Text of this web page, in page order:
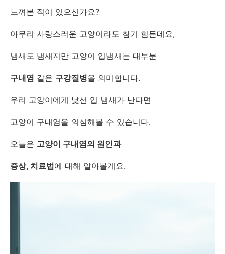
느껴본 적이 있으신가요?
아무리 사랑스러운 고양이라도 참기 힘든데요,
냄새도 냄새지만 고양이 입냄새는 대부분
구내염 같은 구강질병을 의미합니다.
우리 고양이에게 낯선 입 냄새가 난다면
고양이 구내염을 의심해볼 수 있습니다.
오늘은 고양이 구내염의 원인과
증상, 치료법에 대해 알아볼게요.